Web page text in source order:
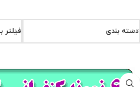
دسته بندی